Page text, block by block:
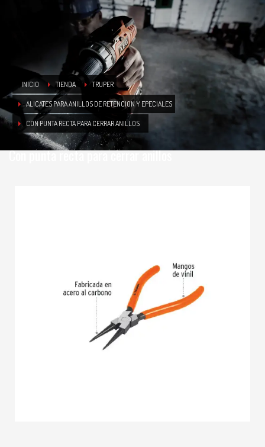
INICIO TIENDA TRUPER
ALICATES PARA ANILLOS DE RETENCION Y EPECIALES
CON PUNTA RECTA PARA CERRAR ANILLOS
Con punta recta para cerrar anillos